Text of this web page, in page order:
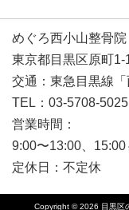
めぐろ西小山整骨院
東京都目黒区原町1-
交通：東急目黒線
TEL：03-5708-5025
営業時間：
9:00〜13:00、15:00
定休日：不定休
Copyright © 2026 目黒区